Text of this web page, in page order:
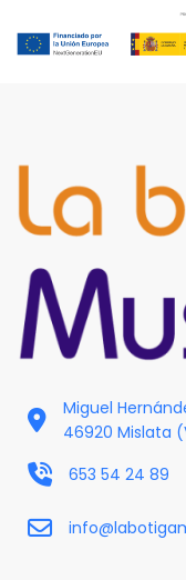
Miguel
46920 Mislata
653 54 24 89